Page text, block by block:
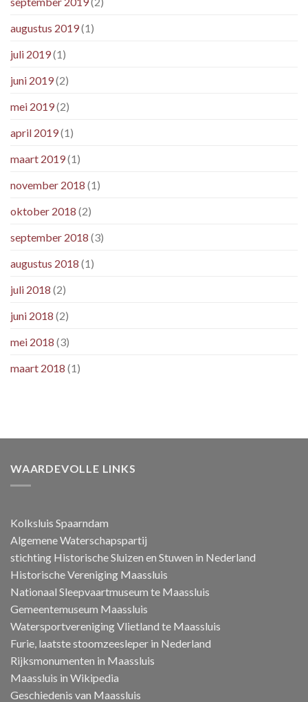
augustus 2019(1)
juli 2019(1)
juni 2019(2)
mei 2019(2)
april 2019(1)
maart 2019(1)
november 2018 (1)
oktober 2018 (2)
september 2018 (3)
augustus 2018 (1)
juli 2018 (2)
juni 2018 (2)
mei 2018 (3)
maart 2018 (1)
WAARDEVOLLE LINKS
Kolksluis Spaarndam
Algemene Waterschapspartij
stichting Historische Sluizen en Stuwen in Nederland
Historische Vereniging Maassluis
Nationaal Sleepvaartmuseum te Maassluis
Gemeentemuseum Maassluis
Watersportvereniging Vlietland te Maassluis
Furie, laatste stoomzeesleper in Nederland
Rijksmonumenten in Maassluis
Maassluis in Wikipedia
Geschiedenis van Maassluis